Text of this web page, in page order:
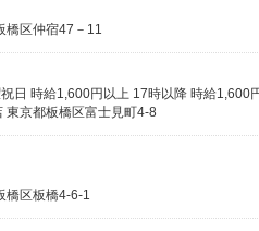
橋区仲宿47－11
日 時給1,600円以上 17時以降 時給1,600
東京都板橋区富士見町4-8
橋区板橋4-6-1